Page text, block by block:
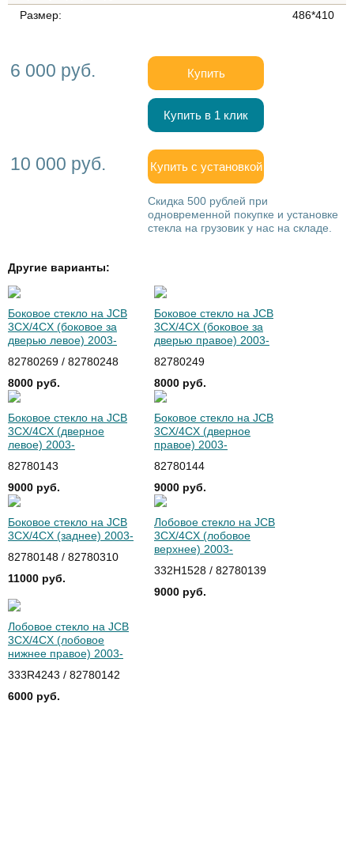
Размер:
486*410
6 000 руб. Купить
Купить в 1 клик
10 000 руб. Купить с установкой
Скидка 500 рублей при
одновременной покупке и установке
стекла на грузовик у нас на складе.
Другие варианты:
Боковое стекло на JCB
3CX/4CX (боковое за
дверью левое) 2003-
82780269 / 82780248
8000 руб.
Боковое стекло на JCB
3CX/4CX (боковое за
дверью правое) 2003-
82780249
8000 руб.
Боковое стекло на JCB
3CX/4CX (дверное
левое) 2003-
82780143
9000 руб.
Боковое стекло на JCB
3CX/4CX (дверное
правое) 2003-
82780144
9000 руб.
Боковое стекло на JCB
3CX/4CX (заднее) 2003-
82780148 / 82780310
11000 руб.
Лобовое стекло на JCB
3CX/4CX (лобовое
верхнее) 2003-
332H1528 / 82780139
9000 руб.
Лобовое стекло на JCB
3CX/4CX (лобовое
нижнее правое) 2003-
333R4243 / 82780142
6000 руб.